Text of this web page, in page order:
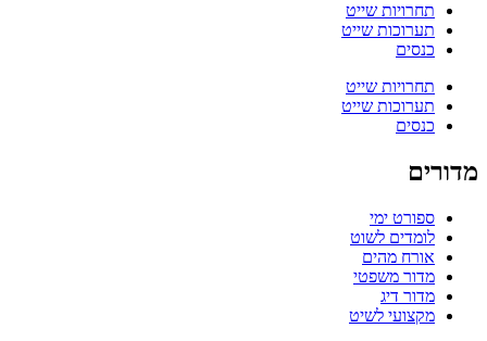
תחרויות שייט
תערוכות שייט
כנסים
תחרויות שייט
תערוכות שייט
כנסים
מדורים
ספורט ימי
לומדים לשוט
אורח מהים
מדור משפטי
מדור דיג
מקצועי לשיט